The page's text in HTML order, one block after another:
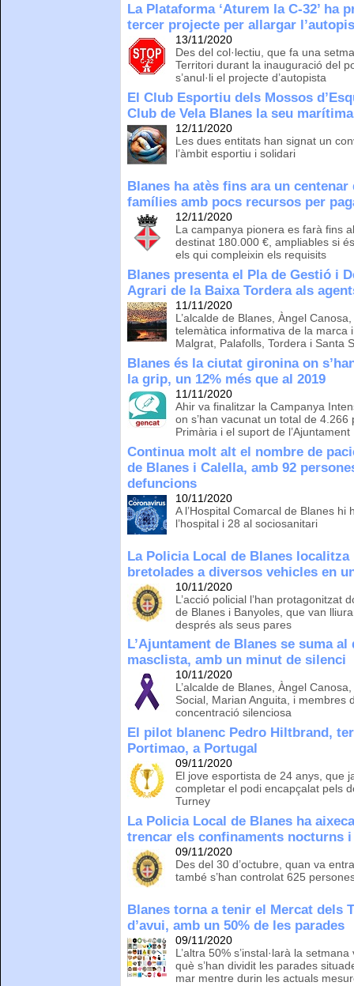
La Plataforma ‘Aturem la C-32’ ha
tercer projecte per allargar
13/11/2020
Des del col·lectiu, que fa una
Territori durant la inauguració del
s’anul·li el projecte d’autopista
El Club Esportiu dels Mossos
Club de Vela Blanes la seu
12/11/2020
Les dues entitats han signat un
l’àmbit esportiu i solidari
Blanes ha atès fins ara un
famílies amb pocs recursos per
12/11/2020
La campanya pionera es farà fins
destinat 180.000 €, ampliables si
els qui compleixin els requisits
Blanes presenta el Pla de Gestió i
Agrari de la Baixa Tordera als
11/11/2020
L’alcalde de Blanes, Àngel
telemàtica informativa de la marca
Malgrat, Palafolls, Tordera i Santa
Blanes és la ciutat gironina on
la grip, un 12% més que al 2019
11/11/2020
Ahir va finalitzar la Campanya
on s’han vacunat un total de 4.266
Primària i el suport de l’Ajuntament
Continua molt alt el nombre de
de Blanes i Calella, amb 92
defuncions
10/11/2020
A l’Hospital Comarcal de Blanes
l’hospital i 28 al sociosanitari
La Policia Local de Blanes
bretolades a diversos vehicles en
10/11/2020
L’acció policial l’han protagonitzat
de Blanes i Banyoles, que van
després als seus pares
L’Ajuntament de Blanes se suma
masclista, amb un minut de silenci
10/11/2020
L’alcalde de Blanes, Àngel
Social, Marian Anguita, i membres
concentració silenciosa
El pilot blanenc Pedro Hiltbrand,
Portimao, a Portugal
09/11/2020
El jove esportista de 24 anys, que
completar el podi encapçalat pels
Turney
La Policia Local de Blanes ha
trencar els confinaments nocturns
09/11/2020
Des del 30 d’octubre, quan va
també s’han controlat 625
Blanes torna a tenir el Mercat dels
d’avui, amb un 50% de les parades
09/11/2020
L’altra 50% s’instal·larà la
què s’han dividit les parades
mar mentre durin les actuals